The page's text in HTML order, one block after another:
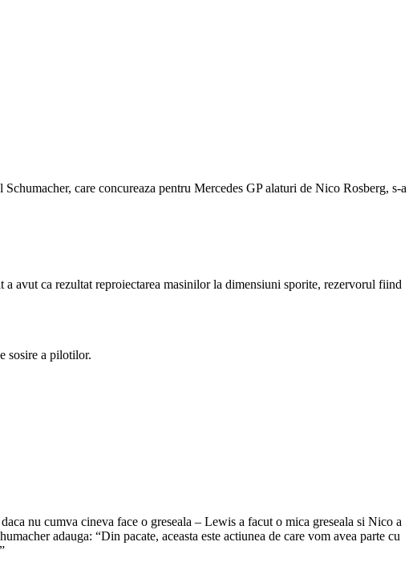
care concureaza pentru Mercedes GP alaturi de Nico Rosberg, s-a
avut ca rezultat reproiectarea masinilor la dimensiuni sporite, rezervorul fiind
sosire a pilotilor.
nu cumva cineva face o greseala – Lewis a facut o mica greseala si Nico a
adauga: “Din pacate, aceasta este actiunea de care vom avea parte cu